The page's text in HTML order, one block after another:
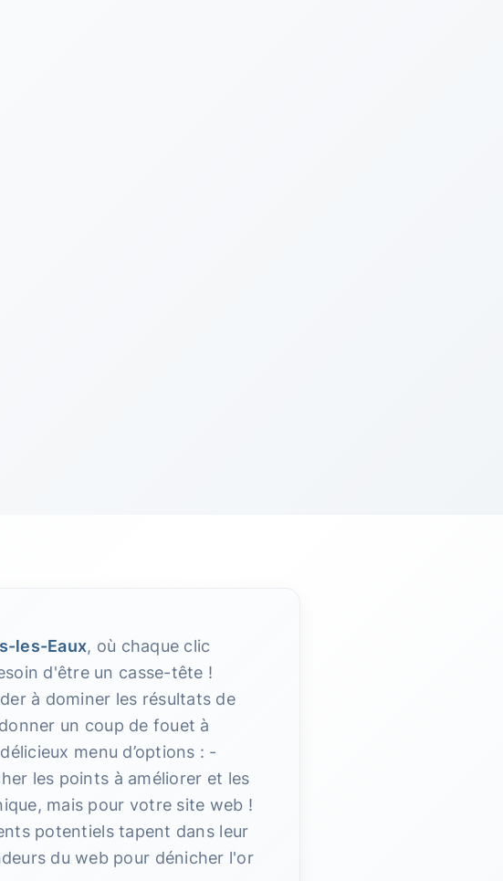
les-Eaux, où chaque clic
d'être un casse-tête !
à dominer les résultats de
un coup de fouet à
menu d’options : -
les points à améliorer et les
mais pour votre site web !
potentiels tapent dans leur
du web pour dénicher l'or